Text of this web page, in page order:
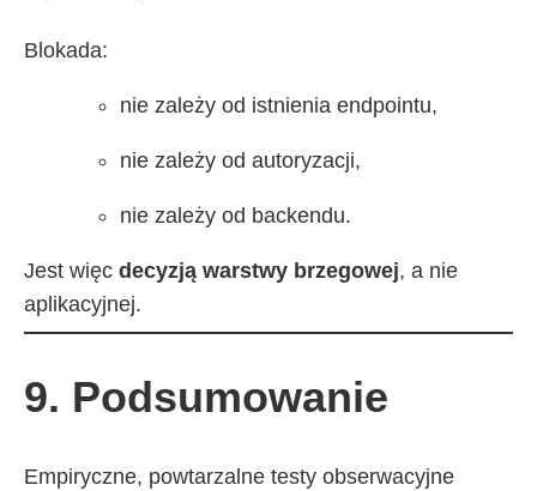
Blokada:
nie zależy od istnienia endpointu,
nie zależy od autoryzacji,
nie zależy od backendu.
Jest więc decyzją warstwy brzegowej, a nie
aplikacyjnej.
9. Podsumowanie
Empiryczne, powtarzalne testy obserwacyjne